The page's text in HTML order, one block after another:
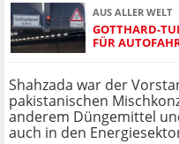
AUS ALLER WELT
GOTTHARD-
FÜR
Shahzada war der
pakistanischen
anderem Düngemittel
auch in den